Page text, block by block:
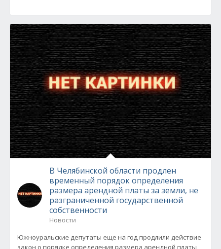
В Челябинской области продлен
временный порядок определения
размера арендной платы за земли, не
разграниченной государственной
собственности
Новости
Южноуральские депутаты еще на год продлили действие
закон о порядке определения размера арендной платы